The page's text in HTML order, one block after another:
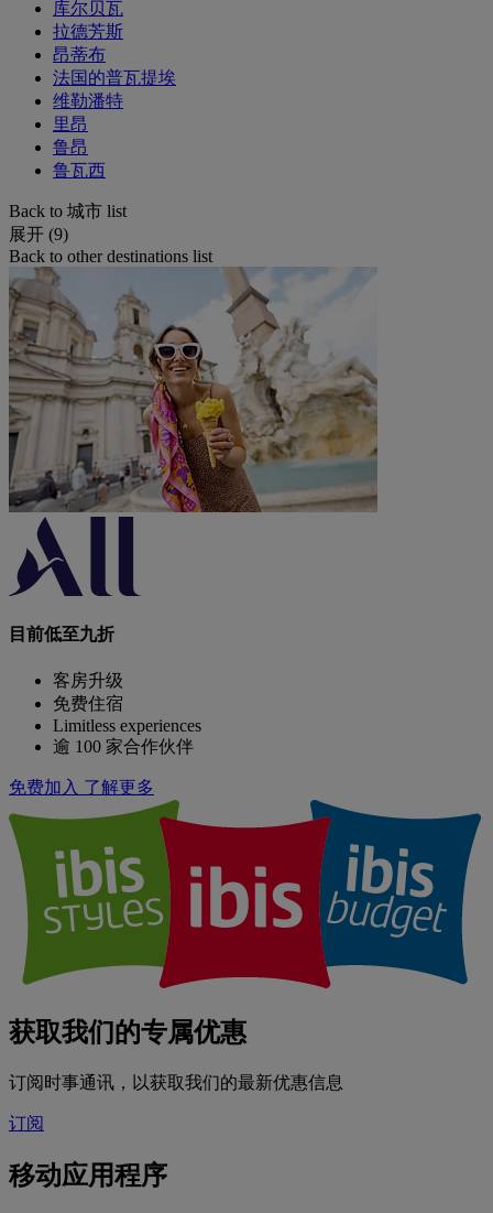
库尔贝瓦
拉德芳斯
昂蒂布
法国的普瓦提埃
维勒潘特
里昂
鲁昂
鲁瓦西
Back to 城市 list
展开 (9)
Back to other destinations list
目前低至九折
客房升级
免费住宿
Limitless experiences
逾 100 家合作伙伴
免费加入 了解更多
获取我们的专属优惠
订阅时事通讯，以获取我们的最新优惠信息
订阅
移动应用程序